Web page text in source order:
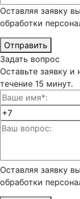
Оставляя заявку
обработки
Отправить
Задать вопрос
Оставьте заявку
течение 15 минут.
Оставляя заявку
обработки